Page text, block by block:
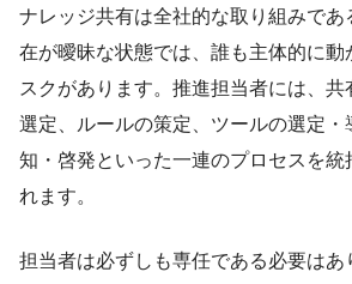
ナレッジ共有は全社的な取り組みであ
在が曖昧な状態では、誰も主体的に動
スクがあります。推進担当者には、
選定、ルールの策定、ツールの選定・
知・啓発といった一連のプロセスを統
れます。
担当者は必ずしも専任である必要はあ